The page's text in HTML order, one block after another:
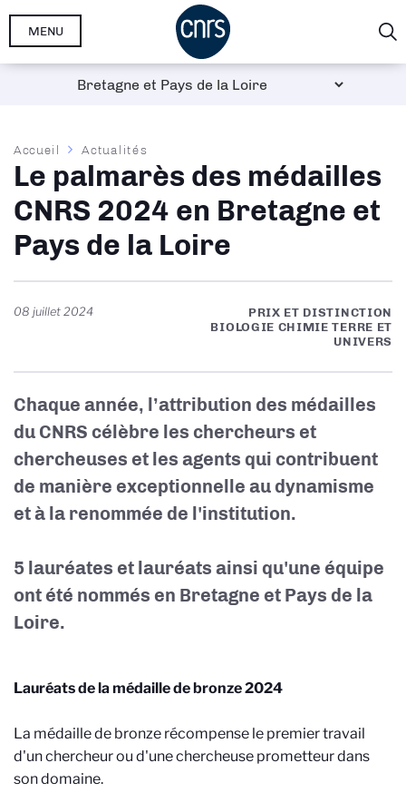
Aller
MENU
Fil
d'Ariane
Accueil Actualités
Le palmarès des médailles
CNRS 2024 en Bretagne et
Pays de la Loire
08 juillet 2024
PRIX ET DISTINCTION
BIOLOGIE CHIMIE TERRE ET
UNIVERS
Chaque année, l’attribution des médailles
du CNRS célèbre les chercheurs et
chercheuses et les agents qui contribuent
de manière exceptionnelle au dynamisme
et à la renommée de l'institution.
5 lauréates et lauréats ainsi qu'une équipe
ont été nommés en Bretagne et Pays de la
Loire.
Lauréats de la médaille de bronze 2024
La médaille de bronze récompense le premier travail
d'un chercheur ou d'une chercheuse prometteur dans
son domaine.